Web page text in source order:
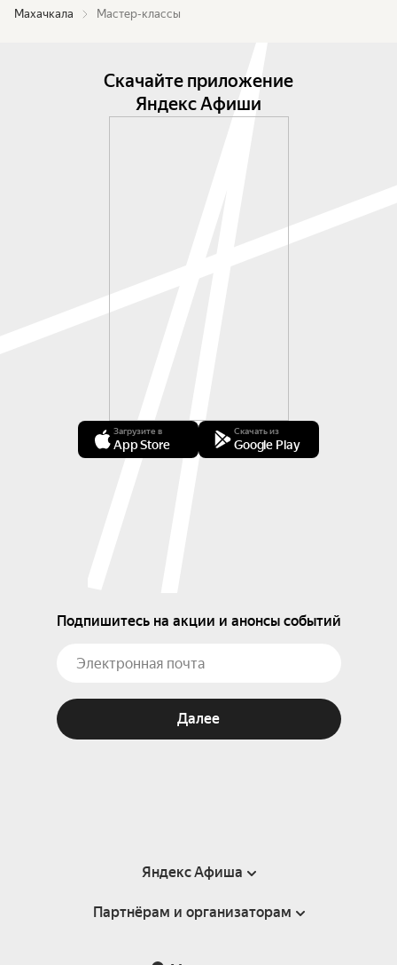
Махачкала Мастер-классы
Скачайте приложение
Яндекс Афиши
Загрузите в
App Store
Скачать из
Google Play
Подпишитесь на акции и анонсы событий
Далее
Яндекс Афиша
Справка
Партнёрам и организаторам